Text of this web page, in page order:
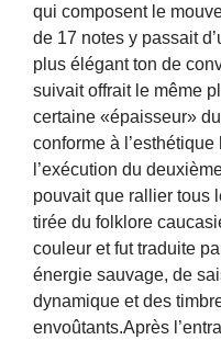
qui composent le
de 17 notes y passait
plus élégant ton de
suivait offrait le même
certaine «épaisseur»
conforme à
l’exécution du
pouvait que rallier tous
tirée du folklore
couleur et fut traduite
énergie sauvage, de
dynamique et des
envoûtants.Après